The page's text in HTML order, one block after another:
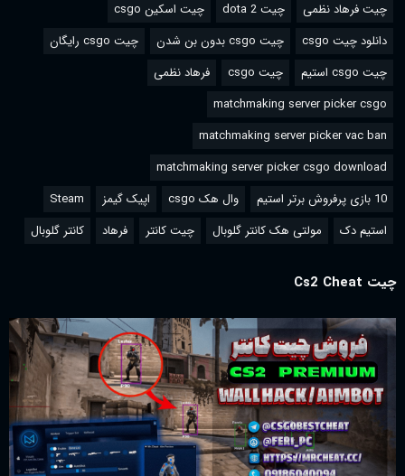
چیت فرهاد نظمی چیت dota 2
چیت اسکین csgo
دانلود چیت csgo
چیت csgo بدون بن شدن
چیت csgo رایگان
چیت csgo استیم
چیت csgo
فرهاد نظمی
matchmaking server picker csgo
matchmaking server picker vac ban
matchmaking server picker csgo download
10 بازی پرفروش برتر استیم
وال هک csgo اپیک گیمز
Steam
استیم دک
مولتی هک کانتر گلوبال چیت کانتر فرهاد کانتر گلوبال
چیت Cs2 Cheat